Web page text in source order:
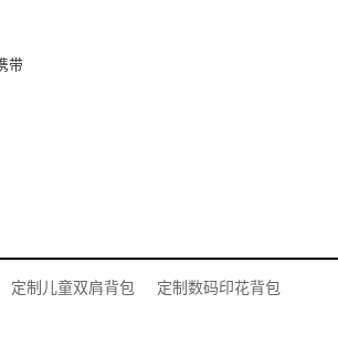
带
定制儿童双肩背包 定制数码印花背包